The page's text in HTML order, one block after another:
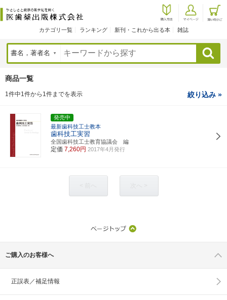
カテゴリ一覧 ランキング 新刊・これから出る本 雑誌
検索
商品一覧
1件中1件から1件までを表示 絞り込み »
発売中
最新歯科技工士教本
歯科技工実習
全国歯科技工士教育協議会 編
定価 7,260円 2017年4月発行
ご購入のお客様へ
正誤表／補足情報